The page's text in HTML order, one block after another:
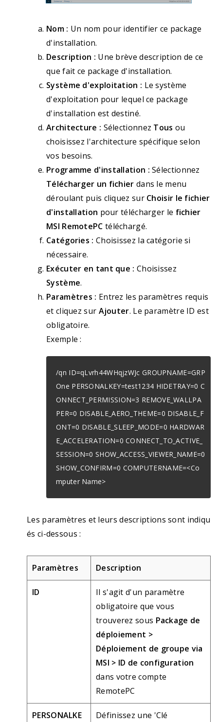
Nom : Un nom pour identifier ce package
d'installation.
Description : Une brève description de ce
que fait ce package d'installation.
Système d'exploitation : Le système
d'exploitation pour lequel ce package
d'installation est destiné.
Architecture : Sélectionnez Tous ou
choisissez l'architecture spécifique selon
vos besoins.
Programme d'installation : Sélectionnez
Télécharger un fichier dans le menu
déroulant puis cliquez sur Choisir le fichier
d'installation pour télécharger le fichier
MSI RemotePC téléchargé.
Catégories : Choisissez la catégorie si
nécessaire.
Exécuter en tant que : Choisissez
Système.
Paramètres : Entrez les paramètres requis
et cliquez sur Ajouter. Le paramètre ID est
obligatoire.
Exemple :
/qn ID=qLvrh44WHqjzWJc GROUPNAME=GRP
One PERSONALKEY=test1234 HIDETRAY=0 C
ONNECT_PERMISSION=3 REMOVE_WALLPA
PER=0 DISABLE_AERO_THEME=0 DISABLE_F
ONT=0 DISABLE_SLEEP_MODE=0 HARDWAR
E_ACCELERATION=0 CONNECT_TO_ACTIVE_
SESSION=0 SHOW_ACCESS_VIEWER_NAME=0
SHOW_CONFIRM=0 COMPUTERNAME=<Co
mputer Name>
Les paramètres et leurs descriptions sont indiqu
és ci-dessous :
Paramètres Description
ID
Il s'agit d'un paramètre
obligatoire que vous
trouverez sous Package de
déploiement >
Déploiement de groupe via
MSI > ID de configuration
dans votre compte
RemotePC
PERSONALKE Définissez une 'Clé